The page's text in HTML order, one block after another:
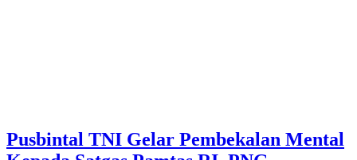
Pusbintal TNI Gelar Pembekalan Mental